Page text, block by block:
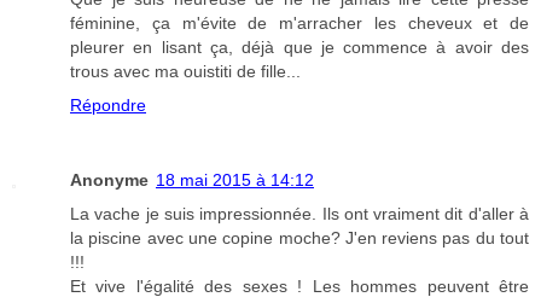
féminine, ça m'évite de m'arracher les cheveux et de
pleurer en lisant ça, déjà que je commence à avoir des
trous avec ma ouistiti de fille...
Répondre
Anonyme 18 mai 2015 à 14:12
La vache je suis impressionnée. Ils ont vraiment dit d'aller à
la piscine avec une copine moche? J'en reviens pas du tout
!!!
Et vive l'égalité des sexes ! Les hommes peuvent être